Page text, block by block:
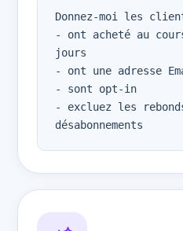
Donnez-moi les
- ont acheté au
jours
- ont une adresse
- sont opt-in
- excluez les
désabonnements